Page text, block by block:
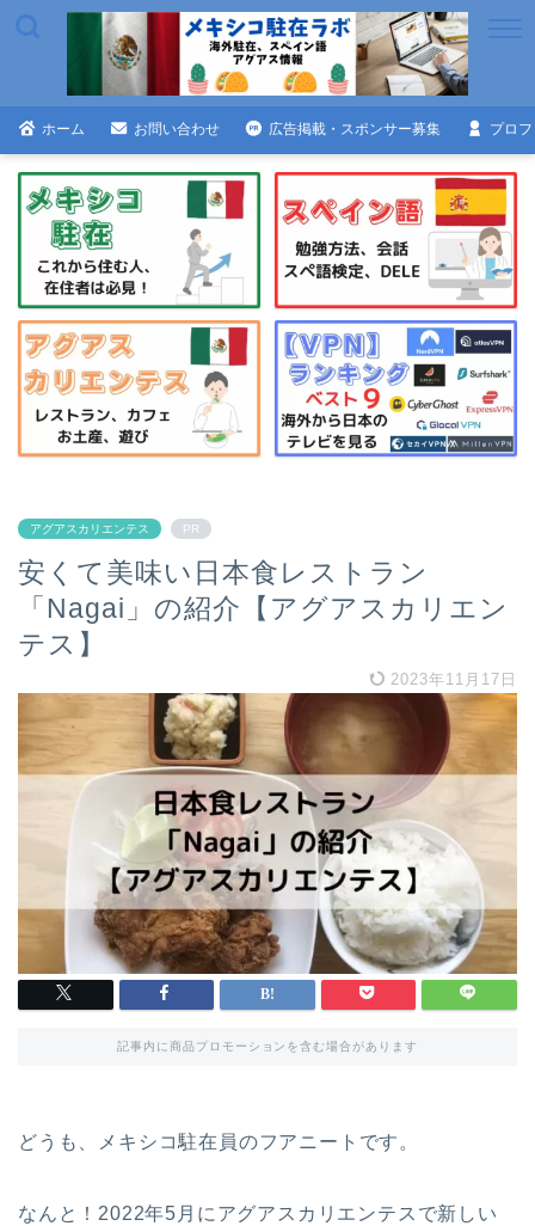
ホーム お問い合わせ 広告掲載・スポンサー募集 プロ
アグアスカリエンテス PR
安くて美味い日本食レストラン
「Nagai」の紹介【アグアスカリエン
テス】
2023年11月17日
記事内に商品プロモーションを含む場合があります
どうも、メキシコ駐在員のフアニートです。
なんと！2022年5月にアグアスカリエンテスで新しい